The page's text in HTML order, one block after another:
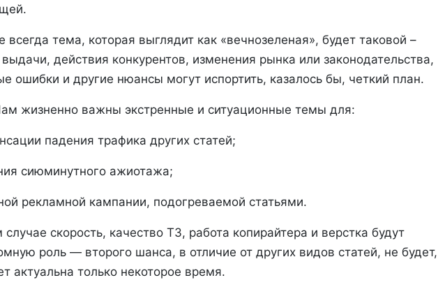
всегда тема, которая выглядит как «вечнозеленая», будет таковой –
действия конкурентов, изменения рынка или законодательства,
ошибки и другие нюансы могут испортить, казалось бы, четкий план.
жизненно важны экстренные и ситуационные темы для:
падения трафика других статей;
сиюминутного ажиотажа;
рекламной кампании, подогреваемой статьями.
скорость, качество ТЗ, работа копирайтера и верстка будут
роль — второго шанса, в отличие от других видов статей, не будет,
актуальна только некоторое время.